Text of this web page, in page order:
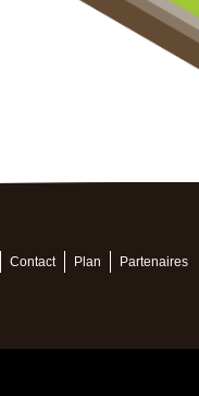
Contact Plan
Partenaires